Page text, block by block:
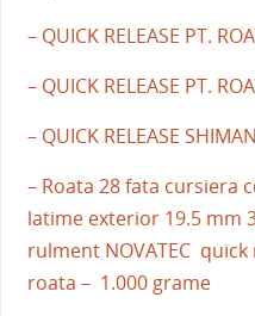
– QUICK RELEASE PT.
– QUICK RELEASE PT.
– QUICK RELEASE
– Roata 28 fata cursiera
latime exterior 19.5 mm
rulment NOVATEC
roata – 1.000 grame